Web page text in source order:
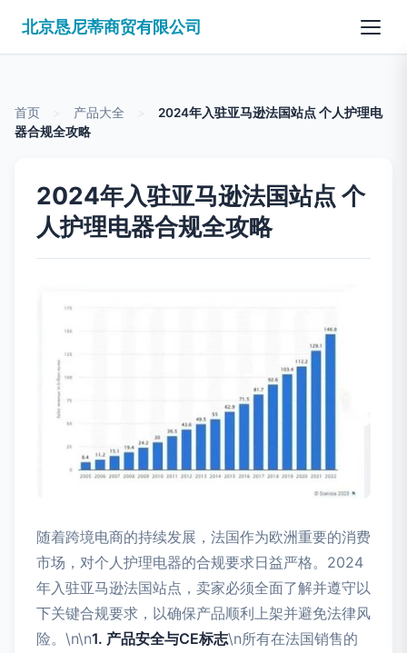
北京恳尼蒂商贸有限公司
首页 产品大全
2024年入驻亚马逊法国站点 个人护理电
器合规全攻略
2024年入驻亚马逊法国站点 个
人护理电器合规全攻略
随着跨境电商的持续发展，法国作为欧洲重要的消费
市场，对个人护理电器的合规要求日益严格。2024
年入驻亚马逊法国站点，卖家必须全面了解并遵守以
下关键合规要求，以确保产品顺利上架并避免法律风
险。\n\n1. 产品安全与CE标志\n所有在法国销售的